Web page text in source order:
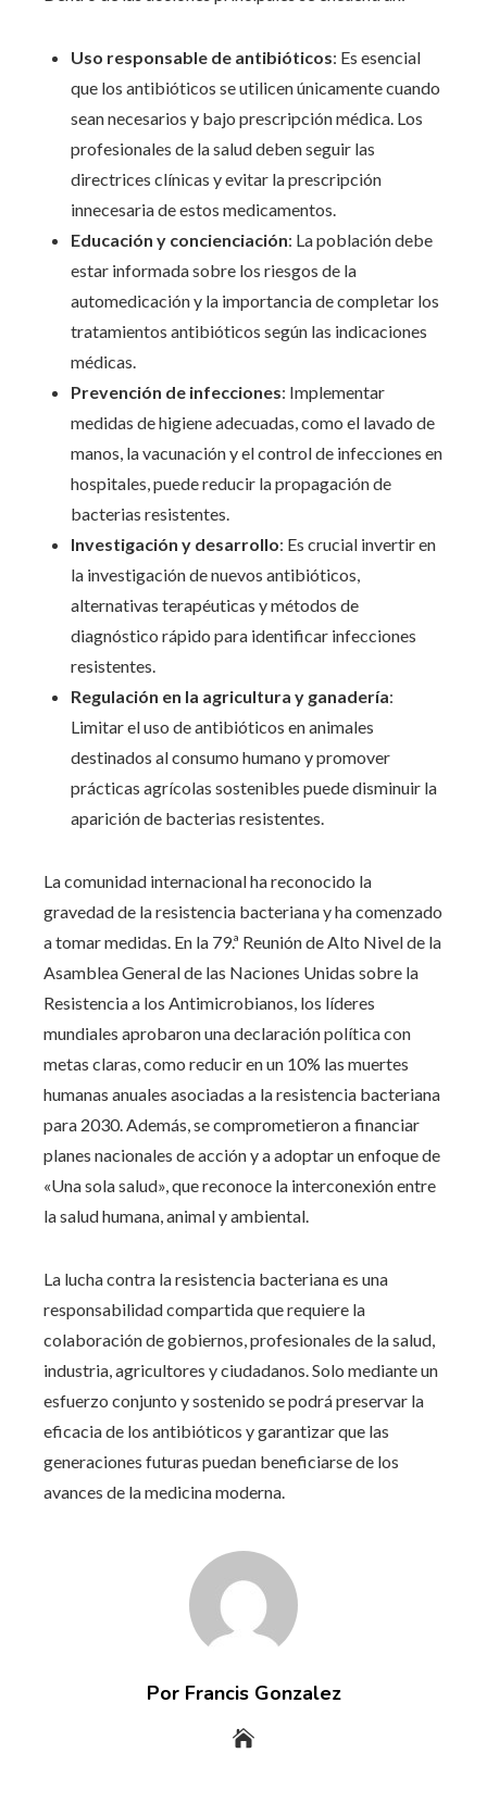
Uso responsable de antibióticos: Es esencial
que los antibióticos se utilicen únicamente cuando
sean necesarios y bajo prescripción médica. Los
profesionales de la salud deben seguir las
directrices clínicas y evitar la prescripción
innecesaria de estos medicamentos.
Educación y concienciación: La población debe
estar informada sobre los riesgos de la
automedicación y la importancia de completar los
tratamientos antibióticos según las indicaciones
médicas.
Prevención de infecciones: Implementar
medidas de higiene adecuadas, como el lavado de
manos, la vacunación y el control de infecciones en
hospitales, puede reducir la propagación de
bacterias resistentes.
Investigación y desarrollo: Es crucial invertir en
la investigación de nuevos antibióticos,
alternativas terapéuticas y métodos de
diagnóstico rápido para identificar infecciones
resistentes.
Regulación en la agricultura y ganadería:
Limitar el uso de antibióticos en animales
destinados al consumo humano y promover
prácticas agrícolas sostenibles puede disminuir la
aparición de bacterias resistentes.
La comunidad internacional ha reconocido la
gravedad de la resistencia bacteriana y ha comenzado
a tomar medidas. En la 79.ª Reunión de Alto Nivel de la
Asamblea General de las Naciones Unidas sobre la
Resistencia a los Antimicrobianos, los líderes
mundiales aprobaron una declaración política con
metas claras, como reducir en un 10% las muertes
humanas anuales asociadas a la resistencia bacteriana
para 2030. Además, se comprometieron a financiar
planes nacionales de acción y a adoptar un enfoque de
«Una sola salud», que reconoce la interconexión entre
la salud humana, animal y ambiental.
La lucha contra la resistencia bacteriana es una
responsabilidad compartida que requiere la
colaboración de gobiernos, profesionales de la salud,
industria, agricultores y ciudadanos. Solo mediante un
esfuerzo conjunto y sostenido se podrá preservar la
eficacia de los antibióticos y garantizar que las
generaciones futuras puedan beneficiarse de los
avances de la medicina moderna.
Por Francis Gonzalez